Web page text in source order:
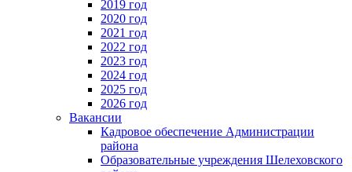
2019 год
2020 год
2021 год
2022 год
2023 год
2024 год
2025 год
2026 год
Вакансии
Кадровое обеспечение Администрации
района
Образовательные учреждения Шелеховского